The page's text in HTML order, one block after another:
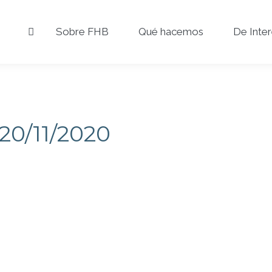
Sobre FHB Qué hacemos De
11/2020